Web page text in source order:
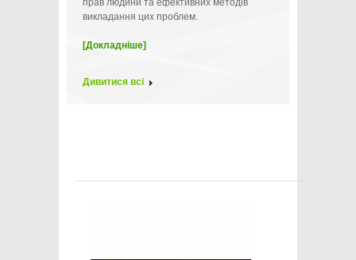
прав людини та ефективних методів
викладання цих проблем.
[Докладніше]
Дивитися всі